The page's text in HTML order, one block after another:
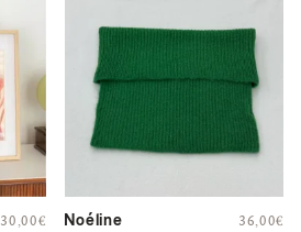
30,00€ Noéline 36,00€